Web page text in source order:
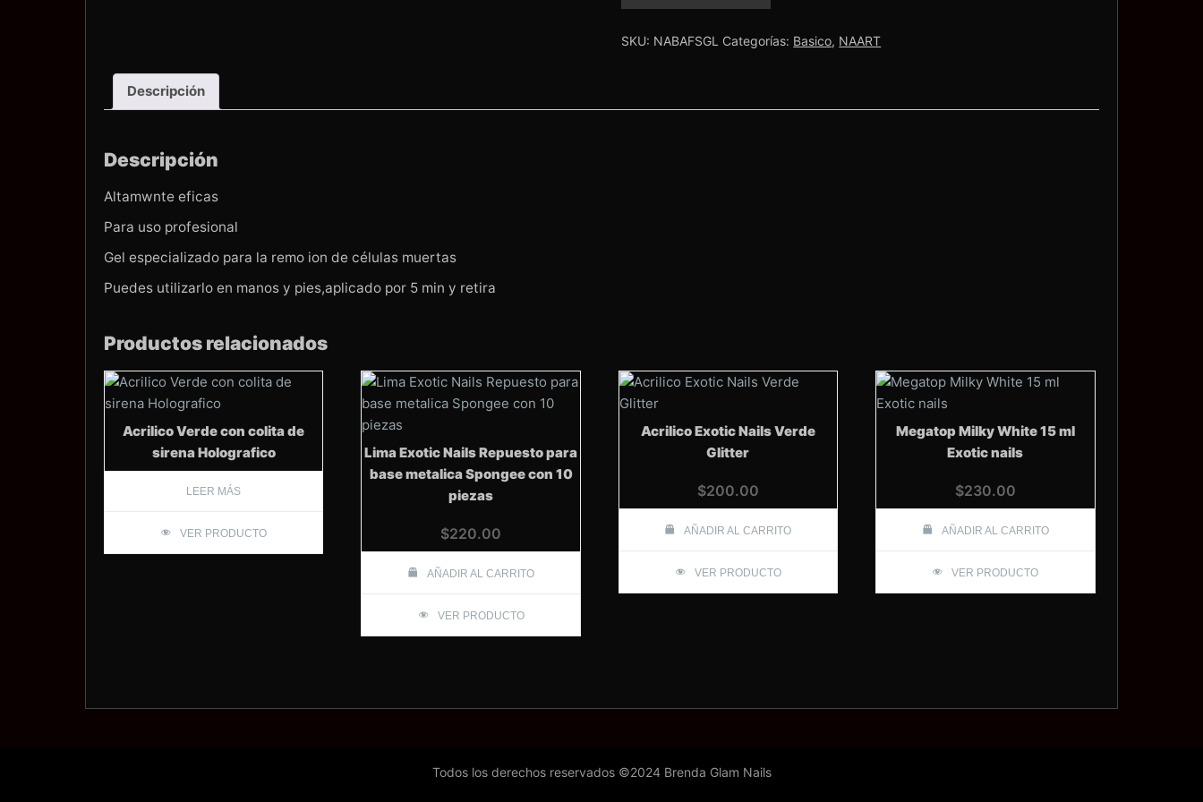
Naart
de
SKU: NABAFSGL Categorías: Basico, NAART
Descripción
Descripción
Altamwnte eficas
Para uso profesional
Gel especializado para la remo ion de células muertas
Puedes utilizarlo en manos y pies,aplicado por 5 min y retira
Productos relacionados
Acrilico Verde con colita de
sirena Holografico
LEER MÁS
VER PRODUCTO
Lima Exotic Nails Repuesto para
base metalica Spongee con 10
piezas
$220.00
AÑADIR AL CARRITO
VER PRODUCTO
Acrilico Exotic Nails Verde
Glitter
$200.00
AÑADIR AL CARRITO
VER PRODUCTO
Megatop Milky White 15 ml
Exotic nails
$230.00
AÑADIR AL CARRITO
VER PRODUCTO
Todos los derechos reservados ©2024 Brenda Glam Nails